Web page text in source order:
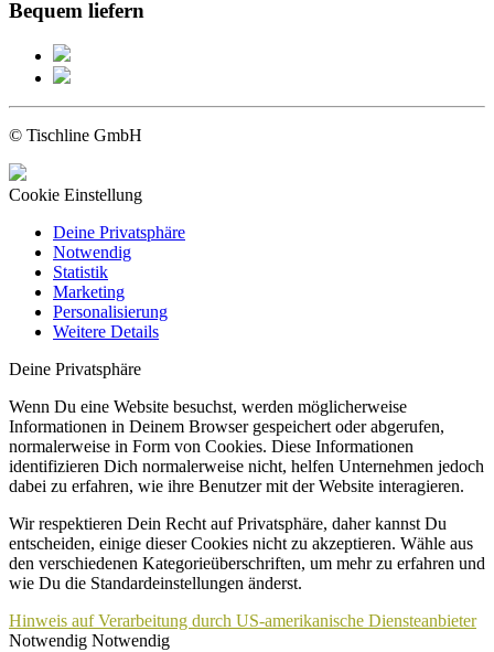
Bequem liefern
© Tischline GmbH
Cookie Einstellung
Deine Privatsphäre
Notwendig
Statistik
Marketing
Personalisierung
Weitere Details
Deine Privatsphäre
Wenn Du eine Website besuchst, werden möglicherweise
Informationen in Deinem Browser gespeichert oder abgerufen,
normalerweise in Form von Cookies. Diese Informationen
identifizieren Dich normalerweise nicht, helfen Unternehmen jedoch
dabei zu erfahren, wie ihre Benutzer mit der Website interagieren.
Wir respektieren Dein Recht auf Privatsphäre, daher kannst Du
entscheiden, einige dieser Cookies nicht zu akzeptieren. Wähle aus
den verschiedenen Kategorieüberschriften, um mehr zu erfahren und
wie Du die Standardeinstellungen änderst.
Hinweis auf Verarbeitung durch US-amerikanische Diensteanbieter
Notwendig Notwendig